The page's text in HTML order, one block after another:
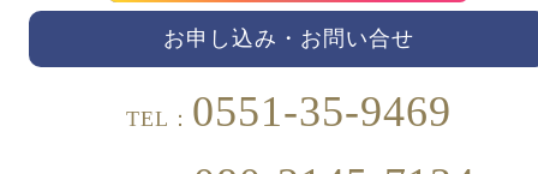
お申し込み・お問い合せ
TEL： 0551-35-9469